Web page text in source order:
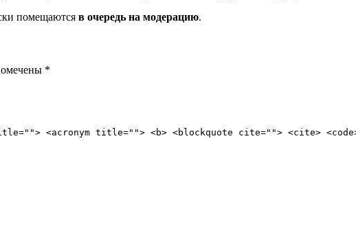
помещаются в очередь на модерацию.
*
<acronym title=""> <b> <blockquote cite=""> <cite>